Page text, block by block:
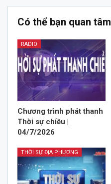
Có thể bạn quan tâm
RADIO
Chương trình phát thanh
Thời sự chiều |
04/7/2026
THỜI SỰ ĐỊA PHƯƠNG